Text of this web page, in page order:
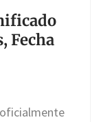
Fecha